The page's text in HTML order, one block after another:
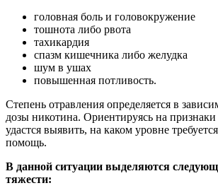
головная боль и головокружение
тошнота либо рвота
тахикардия
спазм кишечника либо желудка
шум в ушах
повышенная потливость.
Степень отравления определяется в
дозы никотина. Ориентируясь на
удастся выявить, на каком уровне
помощь.
В данной ситуации выделяются
тяжести: